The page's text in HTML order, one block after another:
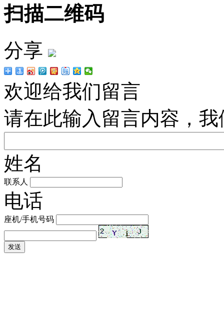
扫描二维码
分享
欢迎给我们留言
请在此输入留言内容，
姓名
联系人
电话
座机/手机号码